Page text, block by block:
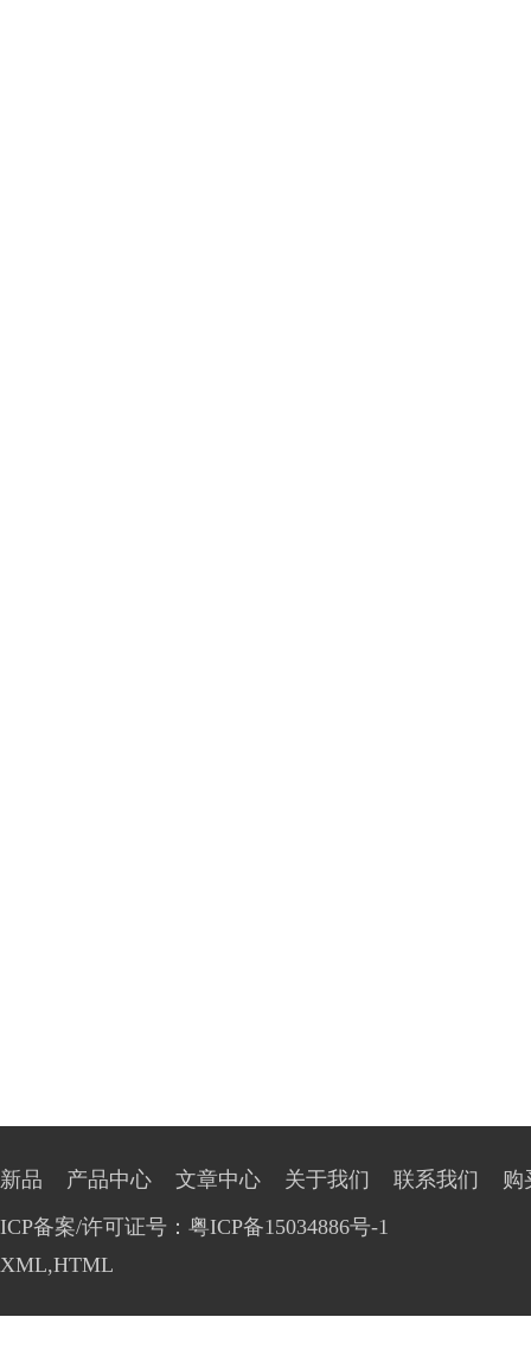
新品 产品中心 文章中心 关于我们 联系我们
购
ICP备案/许可证号：粤ICP备15034886号-1
XML,HTML